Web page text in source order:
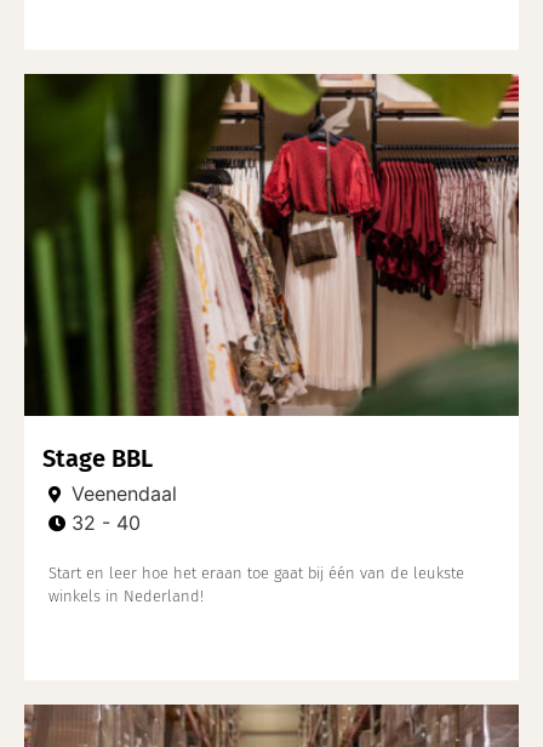
Stage BBL
Veenendaal
32 - 40
Start en leer hoe het eraan toe gaat bij één van de leukste
winkels in Nederland!